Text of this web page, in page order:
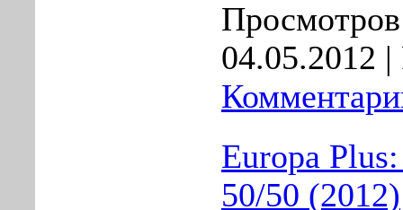
04.05.2012 |
Europa
50/50 (2012)